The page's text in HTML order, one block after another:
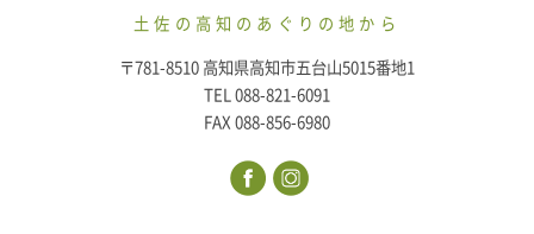
土佐の高知のあぐりの地から
〒781-8510 高知県高知市五台山5015番地1
TEL 088-821-6091
FAX 088-856-6980